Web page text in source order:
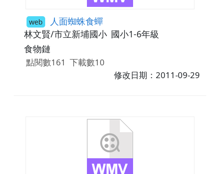
web 人面蜘蛛食蟬
林文賢/市立新埔國小 國小1-6年級
食物鏈
點閱數161 下載數10
修改日期：2011-09-29